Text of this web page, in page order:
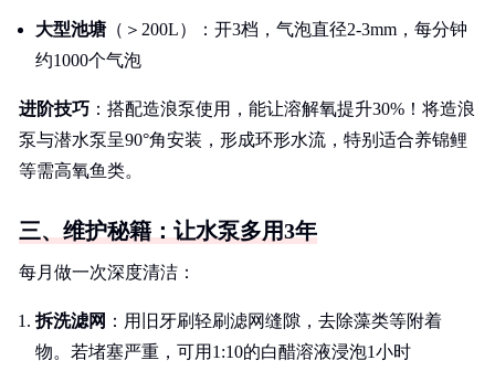
大型池塘（＞200L）：开3档，气泡直径2-3mm，每分钟
约1000个气泡
进阶技巧 ：搭配造浪泵使用，能让溶解氧提升30%！将造浪
泵与潜水泵呈90°角安装，形成环形水流，特别适合养锦鲤
等需高氧鱼类。
三、维护秘籍：让水泵多用3年
每月做一次深度清洁：
拆洗滤网 ：用旧牙刷轻刷滤网缝隙，去除藻类等附着
物。若堵塞严重，可用1:10的白醋溶液浸泡1小时